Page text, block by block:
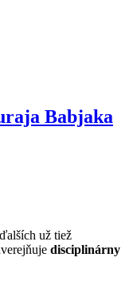
Babjaka
už tiež
disciplinárny